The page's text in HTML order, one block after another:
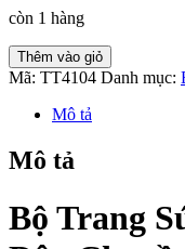
còn 1 hàng
Bộ
Trang
Tay
Và
Chuyền
Titan
Thêm vào giỏ
Mã: TT4104 Danh mục:
Mô tả
Mô tả
Bộ Trang